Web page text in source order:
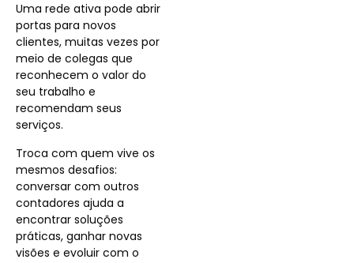
Uma rede ativa pode abrir
portas para novos
clientes, muitas vezes por
meio de colegas que
reconhecem o valor do
seu trabalho e
recomendam seus
serviços.
Troca com quem vive os
mesmos desafios:
conversar com outros
contadores ajuda a
encontrar soluções
práticas, ganhar novas
visões e evoluir com o